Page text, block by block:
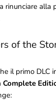
rinunciare alla
of the
il primo DLC
Complete